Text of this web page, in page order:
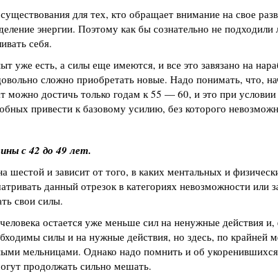
для тех, кто обращает внимание на свое
энергии. Поэтому как бы сознательно не
себя.
уже есть, а силы еще имеются, и все это завязано на
сложно приобретать новые. Надо понимать, что,
можно достичь только годам к 55 — 60, и это при
привести к базовому усилию, без которого
с 42 до 49 лет.
шестой и зависит от того, в каких ментальных и
данный отрезок в категориях невозможности
свои силы.
остается уже меньше сил на ненужные действия и,
силы и на нужные действия, но здесь, по крайней
мельницами. Однако надо помнить и об
продолжать сильно мешать.